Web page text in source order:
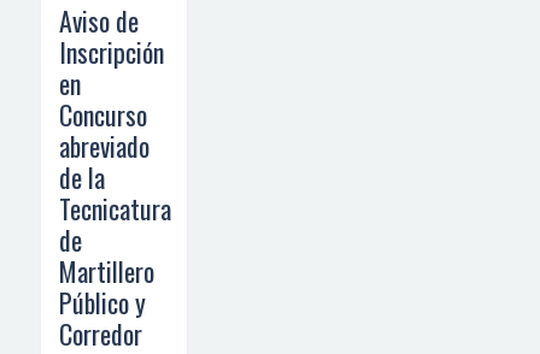
Aviso de
Inscripción
en
Concurso
abreviado
de la
Tecnicatura
de
Martillero
Público y
Corredor